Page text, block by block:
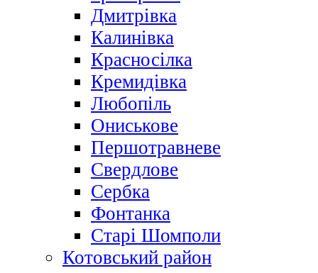
Дмитрівка
Калинівка
Красносілка
Кремидівка
Любопіль
Ониськове
Першотравневе
Свердлове
Сербка
Фонтанка
Старі Шомполи
Котовський район